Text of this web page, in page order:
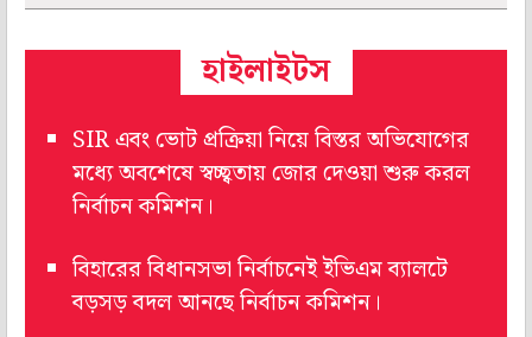
হাইলাইটস
SIR এবং ভোট প্রক্রিয়া নিয়ে বিস্তর অভিযোগের
মধ্যে অবশেষে স্বচ্ছ্বতায় জোর দেওয়া শুরু করল
নির্বাচন কমিশন।
বিহারের বিধানসভা নির্বাচনেই ইভিএম ব্যালটে
বড়সড় বদল আনছে নির্বাচন কমিশন।